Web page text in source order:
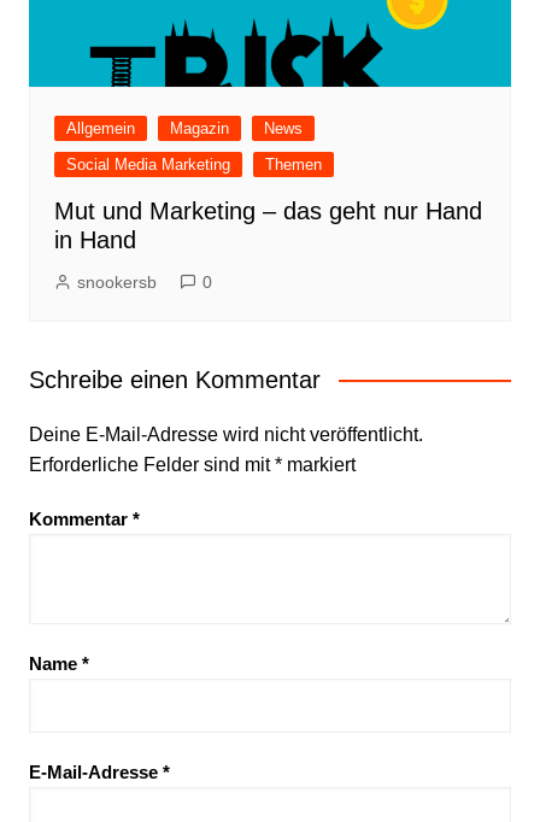
Allgemein Magazin
News
Social Media Marketing
Themen
Mut und Marketing – das geht nur Hand
in Hand
snookersb 0
Schreibe einen Kommentar
Deine E-Mail-Adresse wird nicht veröffentlicht.
Erforderliche Felder sind mit*markiert
Kommentar *
Name *
E-Mail-Adresse *